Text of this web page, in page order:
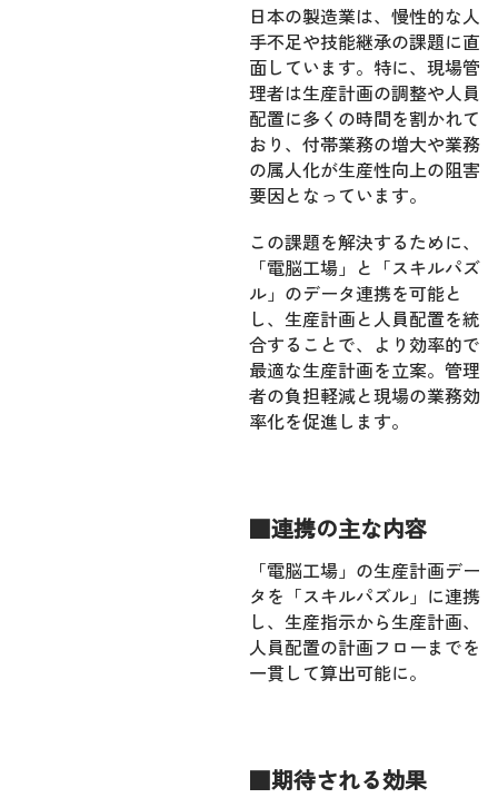
日本の製造業は、慢性的な人
手不足や技能継承の課題に直
面しています。特に、現場管
理者は生産計画の調整や人員
配置に多くの時間を割かれて
おり、付帯業務の増大や業務
の属人化が生産性向上の阻害
要因となっています。
この課題を解決するために、
「電脳工場」と「スキルパズ
ル」のデータ連携を可能と
し、生産計画と人員配置を統
合することで、より効率的で
最適な生産計画を立案。管理
者の負担軽減と現場の業務効
率化を促進します。
■連携の主な内容
「電脳工場」の生産計画デー
タを「スキルパズル」に連携
し、生産指示から生産計画、
人員配置の計画フローまでを
一貫して算出可能に。
■期待される効果